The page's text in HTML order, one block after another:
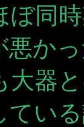
同
悪か
大器
てい